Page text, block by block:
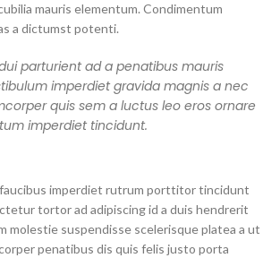
mauris elementum. Condimentum
a dictumst potenti.
parturient ad a penatibus mauris
imperdiet gravida magnis a nec
quis sem a luctus leo eros ornare
imperdiet tincidunt.
imperdiet rutrum porttitor tincidunt
tortor ad adipiscing id a duis hendrerit
molestie suspendisse scelerisque platea a ut
penatibus dis quis felis justo porta